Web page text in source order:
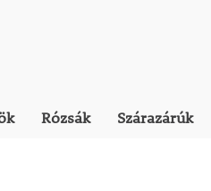
Rózsák Szárazárúk